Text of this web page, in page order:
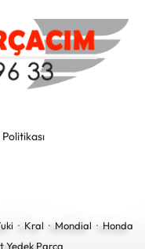
· Kral · Mondial · Honda
Yedek Parça